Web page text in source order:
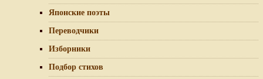
Японские поэты
Переводчики
Изборники
Подбор стихов